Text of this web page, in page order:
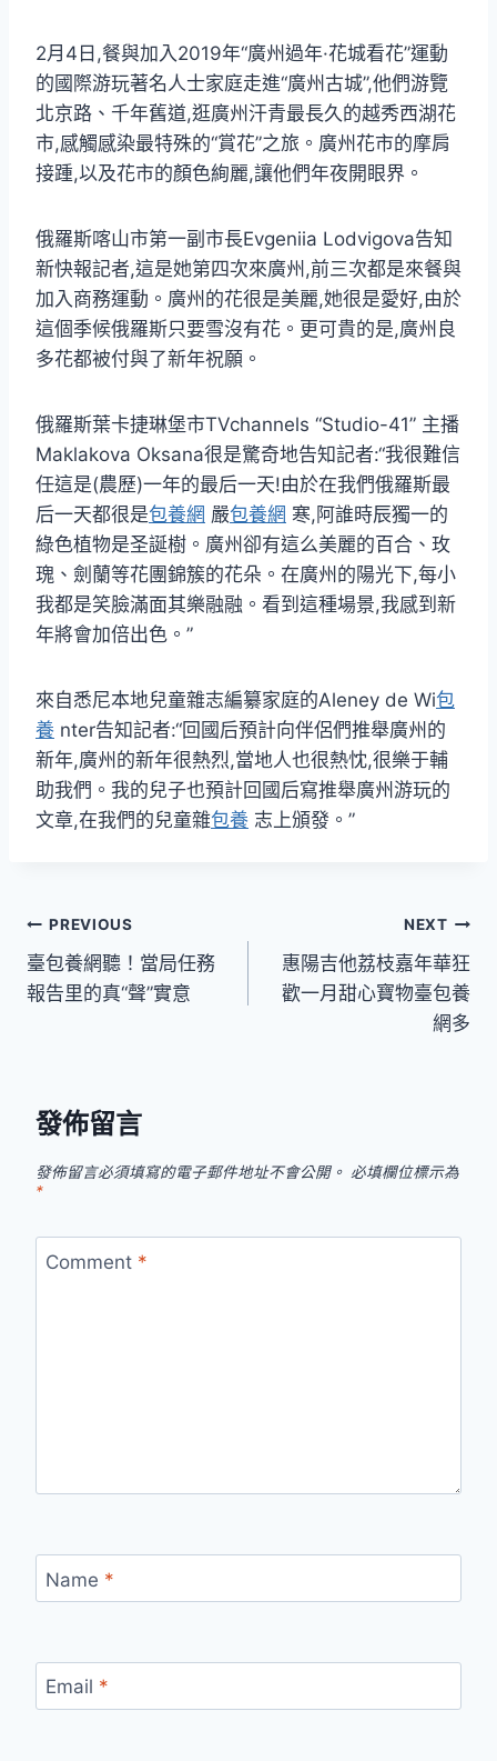
2月4日,餐與加入2019年“廣州過年·花城看花”運動
的國際游玩著名人士家庭走進“廣州古城”,他們游覽
北京路、千年舊道,逛廣州汗青最長久的越秀西湖花
市,感觸感染最特殊的“賞花”之旅。廣州花市的摩肩
接踵,以及花市的顏色絢麗,讓他們年夜開眼界。
俄羅斯喀山市第一副市長Evgeniia Lodvigova告知
新快報記者,這是她第四次來廣州,前三次都是來餐與
加入商務運動。廣州的花很是美麗,她很是愛好,由於
這個季候俄羅斯只要雪沒有花。更可貴的是,廣州良
多花都被付與了新年祝願。
俄羅斯葉卡捷琳堡市TVchannels “Studio-41” 主播
Maklakova Oksana很是驚奇地告知記者:“我很難信
任這是(農歷)一年的最后一天!由於在我們俄羅斯最
后一天都很是包養網 嚴包養網 寒,阿誰時辰獨一的
綠色植物是圣誕樹。廣州卻有這么美麗的百合、玫
瑰、劍蘭等花團錦簇的花朵。在廣州的陽光下,每小
我都是笑臉滿面其樂融融。看到這種場景,我感到新
年將會加倍出色。”
來自悉尼本地兒童雜志編纂家庭的Aleney de Wi包
養 nter告知記者:“回國后預計向伴侶們推舉廣州的
新年,廣州的新年很熱烈,當地人也很熱忱,很樂于輔
助我們。我的兒子也預計回國后寫推舉廣州游玩的
文章,在我們的兒童雜包養 志上頒發。”
文
章
PREVIOUS
臺包養網聽！當局任務
報告里的真“聲”實意
NEXT
惠陽吉他荔枝嘉年華狂
歡一月甜心寶物臺包養
網多
發佈留言
發佈留言必須填寫的電子郵件地址不會公開。 必填欄位標示為
*
Comment *
Name *
Email *